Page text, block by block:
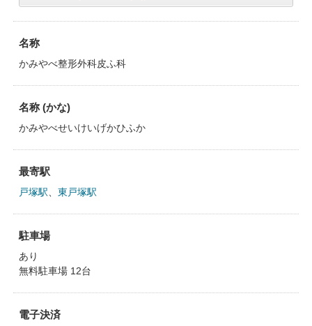
名称
かみやべ整形外科皮ふ科
名称 (かな)
かみやべせいけいげかひふか
最寄駅
戸塚駅 東戸塚駅
駐車場
あり
無料駐車場 12台
電子決済